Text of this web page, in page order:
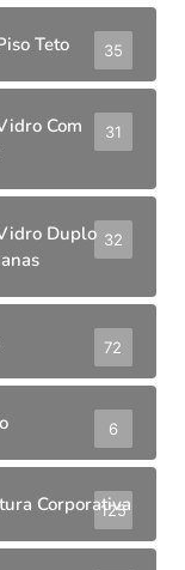
Teto 35
Com
31
Duplo 32
72
6
Corporativa
125